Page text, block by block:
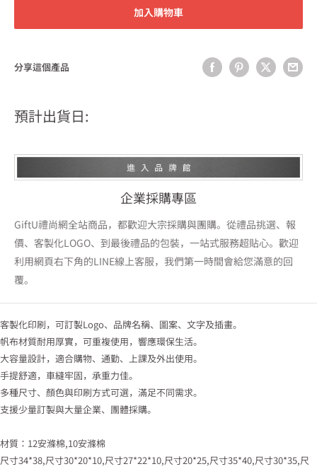
加入購物車
分享這個產品
預計出貨日:
企業採購專區
GiftU禮尚網全站商品，都歡迎大宗採購與團購。從禮品挑選、報
價、客製化LOGO、到最後禮品的包裝，一站式服務超貼心。歡迎
利用網頁右下角的LINE線上客服，我們第一時間會給您滿意的回
覆。
客製化印刷，可訂製Logo、品牌名稱、圖案、文字及插畫。
帆布材質耐用厚實，可重複使用，響應環保生活。
大容量設計，適合購物、通勤、上課及外出使用。
手提舒適，車縫牢固，承重力佳。
多種尺寸、顏色與印刷方式可選，滿足不同需求。
支援少量訂製與大量企業、團體採購。
材質：12安滌棉,10安滌棉
尺寸34*38,尺寸30*20*10,尺寸27*22*10,尺寸20*25,尺寸35*40,尺寸30*35,尺